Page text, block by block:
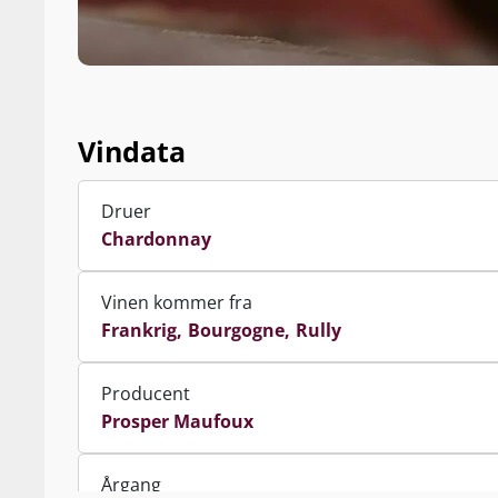
Vindata
Druer
Chardonnay
Vinen kommer fra
Frankrig Bourgogne Rully
Producent
Prosper Maufoux
Årgang